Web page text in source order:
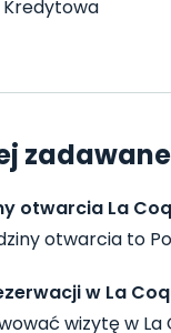
otwarcia La
otwarcia to
w La
wizytę w